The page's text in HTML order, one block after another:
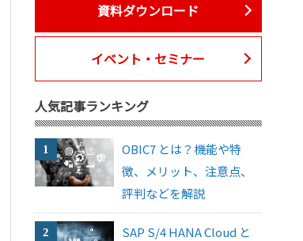
資料ダウンロード
イベント・セミナー
人気記事ランキング
OBIC7 とは？機能や特
徴、メリット、注意点、
評判などを解説
SAP S/4 HANA Cloud と